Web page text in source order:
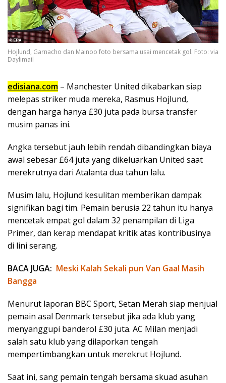
Hojlund, Garnacho dan Mainoo foto bersama usai mencetak gol. Foto: via
Daylimail
edisiana.com – Manchester United dikabarkan siap
melepas striker muda mereka, Rasmus Hojlund,
dengan harga hanya £30 juta pada bursa transfer
musim panas ini.
Angka tersebut jauh lebih rendah dibandingkan biaya
awal sebesar £64 juta yang dikeluarkan United saat
merekrutnya dari Atalanta dua tahun lalu.
Musim lalu, Hojlund kesulitan memberikan dampak
signifikan bagi tim. Pemain berusia 22 tahun itu hanya
mencetak empat gol dalam 32 penampilan di Liga
Primer, dan kerap mendapat kritik atas kontribusinya
di lini serang.
BACA JUGA: Meski Kalah Sekali pun Van Gaal Masih
Bangga
Menurut laporan BBC Sport, Setan Merah siap menjual
pemain asal Denmark tersebut jika ada klub yang
menyanggupi banderol £30 juta. AC Milan menjadi
salah satu klub yang dilaporkan tengah
mempertimbangkan untuk merekrut Hojlund.
Saat ini, sang pemain tengah bersama skuad asuhan